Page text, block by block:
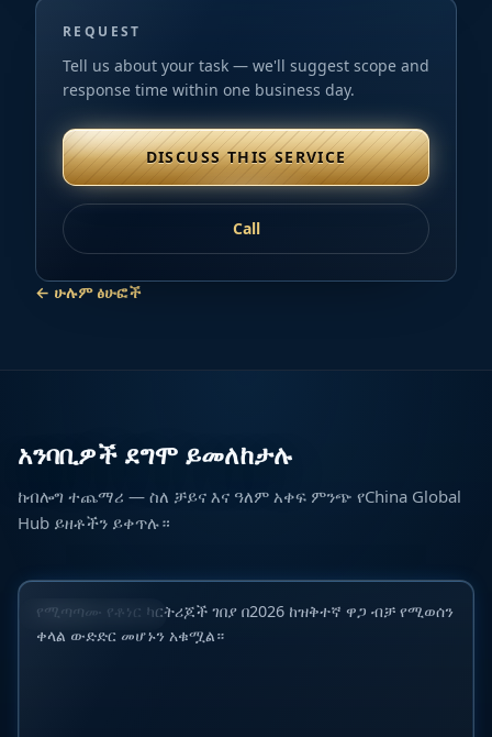
REQUEST
Tell us about your task — we'll suggest scope and
response time within one business day.
DISCUSS THIS SERVICE
Call
← ሁሉም ፅሁፎች
አንባቢዎች ደግሞ ይመለከታሉ
ከብሎግ ተጨማሪ — ስለ ቻይና እና ዓለም አቀፍ ምንጭ የChina Global
Hub ይዘቶችን ይቀጥሉ።
የኢንዱስትሪ ገበያዎች
ለ2026 ዓ.ም ከፍተኛ 10 ዓለም አቀፍ ተኳሃኝ ቶነር ካርትሪጅ
አምራቾች ለB2B ገዢዎች፡ የገበያ፣ ጥራት እና አቅርቦት
አስተማማኝነት ዝርዝር ግምገማ
የሚጣጣሙ የቶነር ካርትሪጆች ገበያ በ2026 ከዝቅተኛ ዋጋ ብቻ የሚወሰን
ቀላል ውድድር መሆኑን አቁሟል።